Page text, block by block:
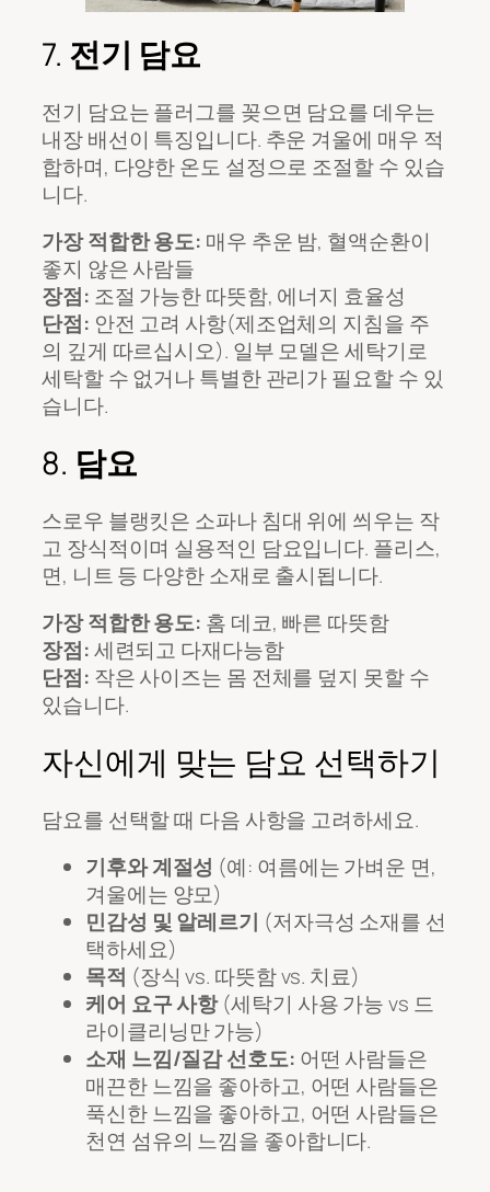
7. 전기 담요
전기 담요는 플러그를 꽂으면 담요를 데우는
내장 배선이 특징입니다. 추운 겨울에 매우 적
합하며, 다양한 온도 설정으로 조절할 수 있습
니다.
가장 적합한 용도: 매우 추운 밤, 혈액순환이
좋지 않은 사람들
장점: 조절 가능한 따뜻함, 에너지 효율성
단점: 안전 고려 사항(제조업체의 지침을 주
의 깊게 따르십시오). 일부 모델은 세탁기로
세탁할 수 없거나 특별한 관리가 필요할 수 있
습니다.
8. 담요
스로우 블랭킷은 소파나 침대 위에 씌우는 작
고 장식적이며 실용적인 담요입니다. 플리스,
면, 니트 등 다양한 소재로 출시됩니다.
가장 적합한 용도: 홈 데코, 빠른 따뜻함
장점:세련되고 다재다능함
단점: 작은 사이즈는 몸 전체를 덮지 못할 수
있습니다.
자신에게 맞는 담요 선택하기
담요를 선택할 때 다음 사항을 고려하세요.
기후와 계절성 (예: 여름에는 가벼운 면,
겨울에는 양모)
민감성 및 알레르기 (저자극성 소재를 선
택하세요)
목적 (장식 vs. 따뜻함 vs. 치료)
케어 요구 사항(세탁기 사용 가능 vs 드
라이클리닝만 가능)
소재 느낌/질감 선호도: 어떤 사람들은
매끈한 느낌을 좋아하고, 어떤 사람들은
푹신한 느낌을 좋아하고, 어떤 사람들은
천연 섬유의 느낌을 좋아합니다.